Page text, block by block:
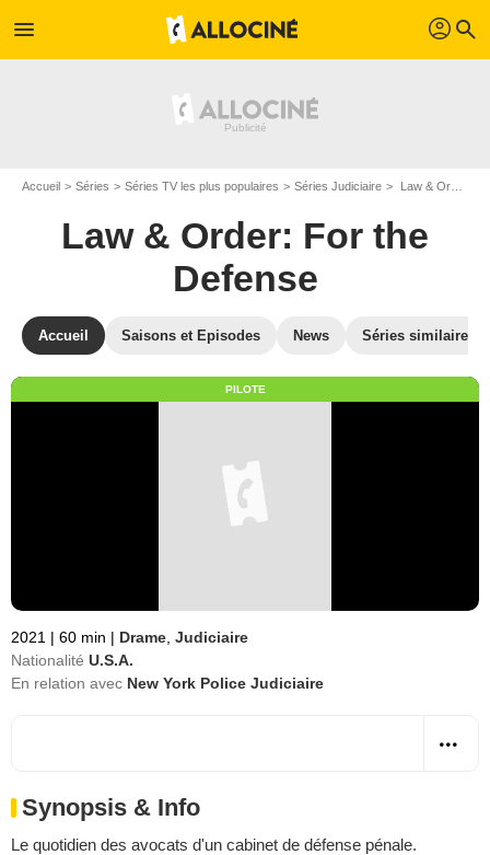
menu profil search
Accueil Séries Séries TV les plus populaires Séries Judiciaire Law & Order: For the Defense
Law & Order: For the
Defense
Accueil Saisons et Episodes News Séries similaires
PILOTE
2021 | 60 min | Drame Judiciaire
Nationalité U.S.A.
En relation avec New York Police Judiciaire
Synopsis & Info
Le quotidien des avocats d'un cabinet de défense pénale.